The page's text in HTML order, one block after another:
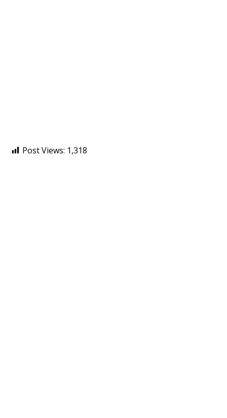
Post Views: 1,318